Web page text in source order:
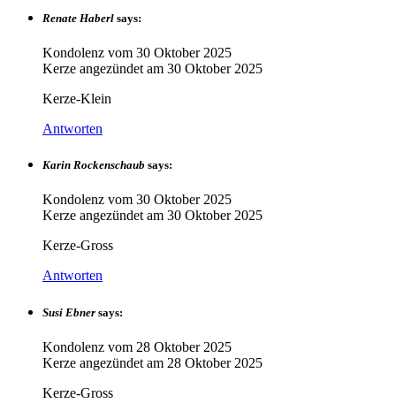
Renate Haberl says:
Kondolenz vom 30 Oktober 2025
Kerze angezündet am 30 Oktober 2025
Kerze-Klein
Antworten
Karin Rockenschaub says:
Kondolenz vom 30 Oktober 2025
Kerze angezündet am 30 Oktober 2025
Kerze-Gross
Antworten
Susi Ebner says:
Kondolenz vom 28 Oktober 2025
Kerze angezündet am 28 Oktober 2025
Kerze-Gross